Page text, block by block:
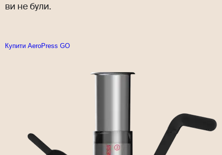
ви не були.
Купити AeroPress GO